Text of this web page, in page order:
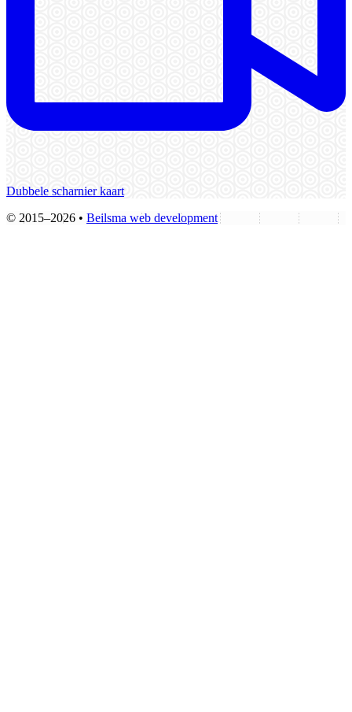
Dubbele scharnier kaart
© 2015–2026 • Beilsma web development